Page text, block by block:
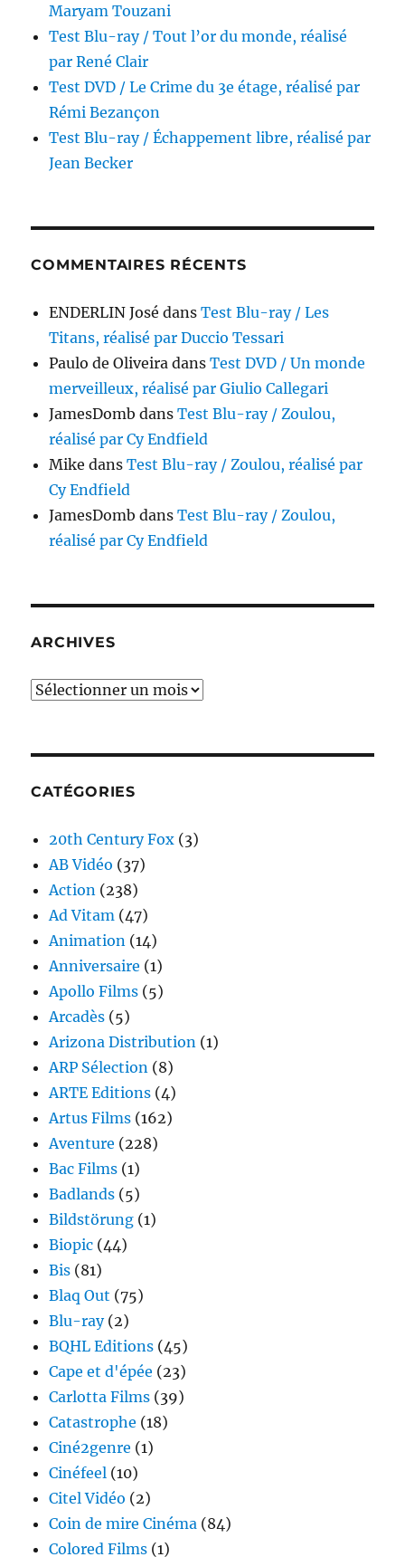
Maryam Touzani
Test Blu-ray / Tout l’or du monde, réalisé
par René Clair
Test DVD / Le Crime du 3e étage, réalisé par
Rémi Bezançon
Test Blu-ray / Échappement libre, réalisé par
Jean Becker
COMMENTAIRES RÉCENTS
ENDERLIN José dansTest Blu-ray / Les
Titans, réalisé par Duccio Tessari
Paulo de Oliveira dansTest DVD / Un monde
merveilleux, réalisé par Giulio Callegari
JamesDomb dansTest Blu-ray / Zoulou,
réalisé par Cy Endfield
Mike dansTest Blu-ray / Zoulou, réalisé par
Cy Endfield
JamesDomb dansTest Blu-ray / Zoulou,
réalisé par Cy Endfield
ARCHIVES
Archives
CATÉGORIES
20th Century Fox (3)
AB Vidéo (37)
Action (238)
Ad Vitam (47)
Animation (14)
Anniversaire (1)
Apollo Films (5)
Arcadès (5)
Arizona Distribution (1)
ARP Sélection (8)
ARTE Editions (4)
Artus Films (162)
Aventure (228)
Bac Films (1)
Badlands (5)
Bildstörung (1)
Biopic (44)
Bis (81)
Blaq Out (75)
Blu-ray(2)
BQHL Editions (45)
Cape et d'épée (23)
Carlotta Films (39)
Catastrophe (18)
Ciné2genre (1)
Cinéfeel (10)
Citel Vidéo (2)
Coin de mire Cinéma (84)
Colored Films (1)